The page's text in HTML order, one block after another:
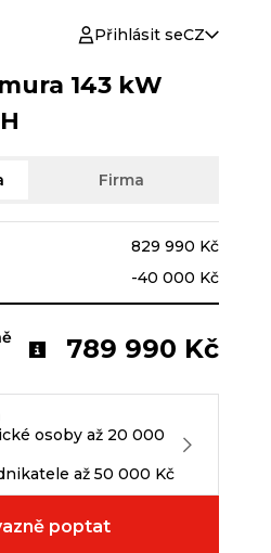
Přihlásit seCZ
143 kW
Firma
829 990 Kč
-40 000 Kč
789 990 Kč
osoby až 20 000
až 50 000 Kč
poptat